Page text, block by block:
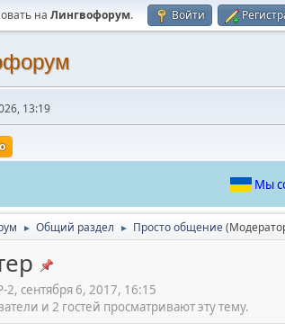
на Лингвофорум. Войти
13:19
Мы
► Общий раздел ► Просто общение
2, сентября 6, 2017, 16:15
и 2 гостей просматривают эту тему.